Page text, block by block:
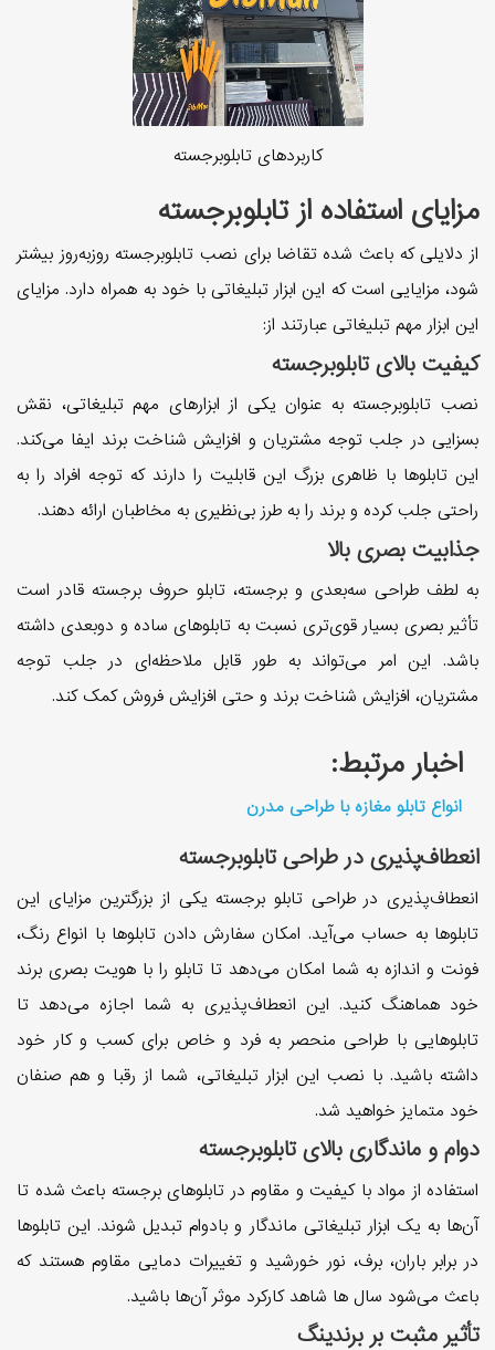
کاربردهای تابلوبرجسته
مزایای استفاده از تابلوبرجسته
از دلایلی که باعث شده تقاضا برای نصب تابلوبرجسته روزبه‌روز بیشتر
شود، مزایایی است که این ابزار تبلیغاتی با خود به همراه دارد. مزایای
این ابزار مهم تبلیغاتی عبارتند از:
کیفیت بالای تابلوبرجسته
نصب تابلوبرجسته به عنوان یکی از ابزار‌های مهم تبلیغاتی، نقش
بسزایی در جلب توجه مشتریان و افزایش شناخت برند ایفا می‌کند.
این تابلو‌ها با ظاهری بزرگ این قابلیت را دارند که توجه افراد را به
راحتی جلب کرده و برند را به طرز بی‌نظیری به مخاطبان ارائه دهند.
جذابیت بصری بالا
به لطف طراحی سه‌بعدی و برجسته، تابلو حروف برجسته قادر است
تأثیر بصری بسیار قوی‌تری نسبت به تابلو‌های ساده و دو‌بعدی داشته
باشد. این امر می‌تواند به طور قابل ملاحظه‌ای در جلب توجه
مشتریان، افزایش شناخت برند و حتی افزایش فروش کمک کند.
اخبار مرتبط:
انواع تابلو مغازه با طراحی مدرن
انعطاف‌پذیری در طراحی تابلوبرجسته
انعطاف‌پذیری در طراحی تابلو برجسته یکی از بزرگترین مزایای این
تابلو‌ها به حساب می‌آید. امکان سفارش دادن تابلو‌ها با انواع رنگ‌،
فونت‌ و اندازه‌ به شما امکان می‌دهد تا تابلو را با هویت بصری برند
خود هماهنگ کنید. این انعطاف‌پذیری به شما اجازه می‌دهد تا
تابلو‌هایی با طراحی منحصر به فرد و خاص برای کسب و کار خود
داشته باشید. با نصب این ابزار تبلیغاتی، شما از رقبا و هم صنفان
خود متمایز خواهید شد.
دوام و ماندگاری بالای تابلوبرجسته
استفاده از مواد با کیفیت و مقاوم در تابلوهای برجسته باعث شده تا
آن‌ها به یک ابزار تبلیغاتی ماندگار و بادوام تبدیل شوند. این تابلو‌ها
در برابر باران، برف، نور خورشید و تغییرات دمایی مقاوم هستند که
باعث می‌شود سال ها شاهد کارکرد موثر آن‌ها باشید.
تأثیر مثبت بر برندینگ